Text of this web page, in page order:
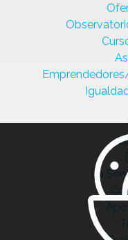
La